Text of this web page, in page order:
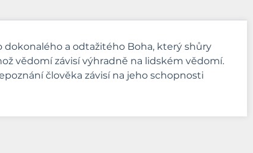
a odtažitého Boha, který shůry
vědomí závisí výhradně na lidském vědomí.
člověka závisí na jeho schopnosti